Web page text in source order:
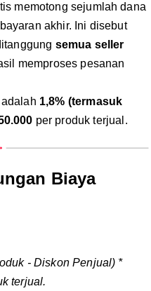
memotong sejumlah dana
akhir. Ini disebut
semua seller
memproses pesanan
1,8% (termasuk
per produk terjual.
Biaya
- Diskon Penjual) *
terjual.